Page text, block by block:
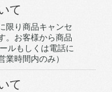
て
限り商品キャンセ
。お客様から商品
ルもしくは電話に
業時間内のみ）
て